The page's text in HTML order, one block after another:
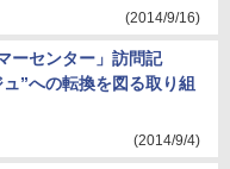
(2014/9/16)
ーセンター」訪問記
”への転換を図る取り組
(2014/9/4)